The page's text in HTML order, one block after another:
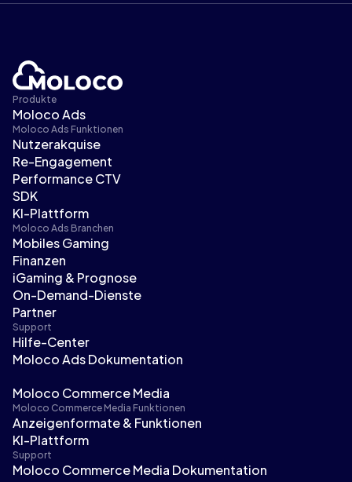
Produkte
Moloco Ads
Moloco Ads Funktionen
Nutzerakquise
Re-Engagement
Performance CTV
SDK
KI-Plattform
Moloco Ads Branchen
Mobiles Gaming
Finanzen
iGaming & Prognose
On-Demand-Dienste
Partner
Support
Hilfe-Center
Moloco Ads Dokumentation
Moloco Commerce Media
Moloco Commerce Media Funktionen
Anzeigenformate & Funktionen
KI-Plattform
Support
Moloco Commerce Media Dokumentation